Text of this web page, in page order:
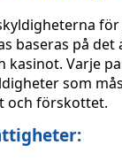
baseras på det
kasinot. Varje
som
och förskottet.